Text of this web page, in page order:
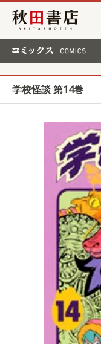
秋田書店
学校怪談 第14巻